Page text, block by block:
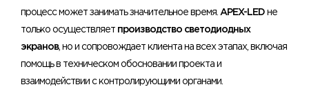
процесс может занимать значительное время. APEX-LED не
только осуществляет производство светодиодных
экранов, но и сопровождает клиента на всех этапах, включая
помощь в техническом обосновании проекта и
взаимодействии с контролирующими органами.